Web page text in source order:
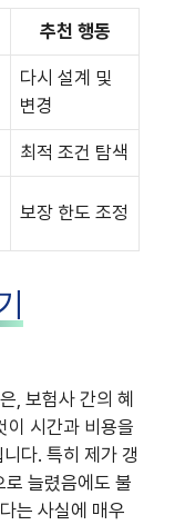
추천 행동
다시 설계 및
변경
최적 조건 탐색
보장 한도 조정
, 보험사 간의 혜
이 시간과 비용을
다. 특히 제가 갱
늘렸음에도 불
는 사실에 매우